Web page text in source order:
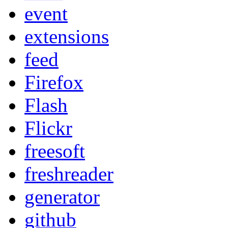
event
extensions
feed
Firefox
Flash
Flickr
freesoft
freshreader
generator
github